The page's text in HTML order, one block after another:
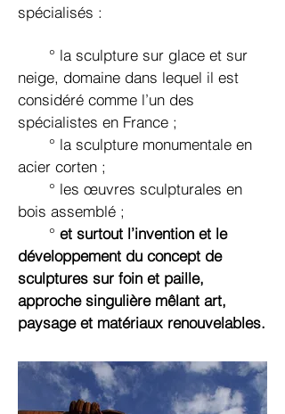
spécialisés :
° la sculpture sur glace et sur
neige, domaine dans lequel il est
considéré comme l’un des
spécialistes en France ;
° la sculpture monumentale en
acier corten ;
° les œuvres sculpturales en
bois assemblé ;
° et surtout l’invention et le
développement du concept de
sculptures sur foin et paille,
approche singulière mêlant art,
paysage et matériaux renouvelables.